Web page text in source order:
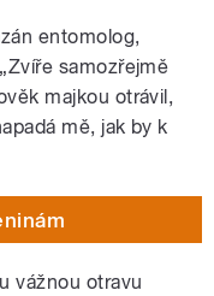
entomolog,
samozřejmě
majkou otrávil,
mě, jak by k
vážnou otravu